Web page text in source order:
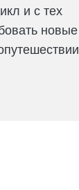
и с тех
новые